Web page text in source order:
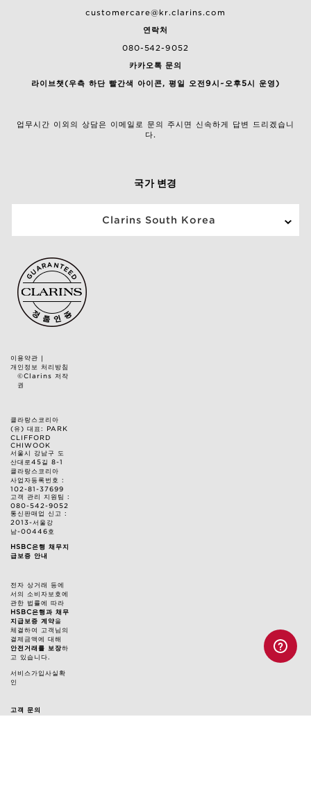
customercare@kr.clarins.com
연락처
080-542-9052
카카오톡 문의
라이브챗(우측 하단 빨간색 아이콘, 평일 오전9시~오후5시 운영)
업무시간 이외의 상담은 이메일로 문의 주시면 신속하게 답변 드리겠습니
다.
국가 변경
Clarins South Korea
이용약관 |
개인정보 처리방침
©Clarins 저작
권
클라랑스코리아
(유) 대표: PARK
CLIFFORD
CHIWOOK
서울시 강남구 도
산대로45길 8-1
클라랑스코리아
사업자등록번호 :
102-81-37699
고객 관리 지원팀 :
080-542-9052
통신판매업 신고 :
2013-서울강
남-00446호
HSBC은행 채무지
급보증 안내
전자 상거래 등에
서의 소비자보호에
관한 법률에 따라
HSBC은행과 채무
지급보증 계약을
체결하여 고객님의
결제금액에 대해
안전거래를 보장하
고 있습니다.
서비스가입사실확
인
고객 문의